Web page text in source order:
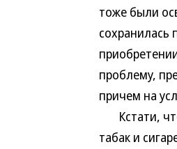
тоже были
проблему,
причем на
Кстати,
табак и